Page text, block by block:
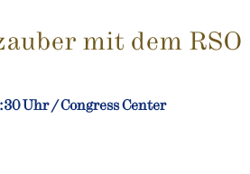
mit dem RSO
Uhr / Congress Center